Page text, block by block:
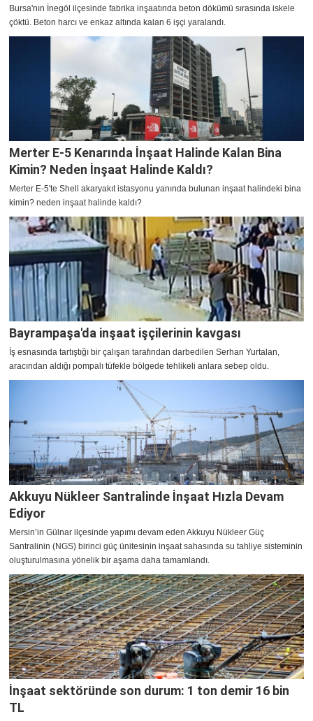
Bursa'nın İnegöl ilçesinde fabrika inşaatında beton dökümü sırasında iskele
çöktü. Beton harcı ve enkaz altında kalan 6 işçi yaralandı.
Merter E-5 Kenarında İnşaat Halinde Kalan Bina
Kimin? Neden İnşaat Halinde Kaldı?
Merter E-5'te Shell akaryakıt istasyonu yanında bulunan inşaat halindeki bina
kimin? neden inşaat halinde kaldı?
Bayrampaşa'da inşaat işçilerinin kavgası
İş esnasında tartıştığı bir çalışan tarafından darbedilen Serhan Yurtalan,
aracından aldığı pompalı tüfekle bölgede tehlikeli anlara sebep oldu.
Akkuyu Nükleer Santralinde İnşaat Hızla Devam
Ediyor
Mersin’in Gülnar ilçesinde yapımı devam eden Akkuyu Nükleer Güç
Santralinin (NGS) birinci güç ünitesinin inşaat sahasında su tahliye sisteminin
oluşturulmasına yönelik bir aşama daha tamamlandı.
İnşaat sektöründe son durum: 1 ton demir 16 bin
TL